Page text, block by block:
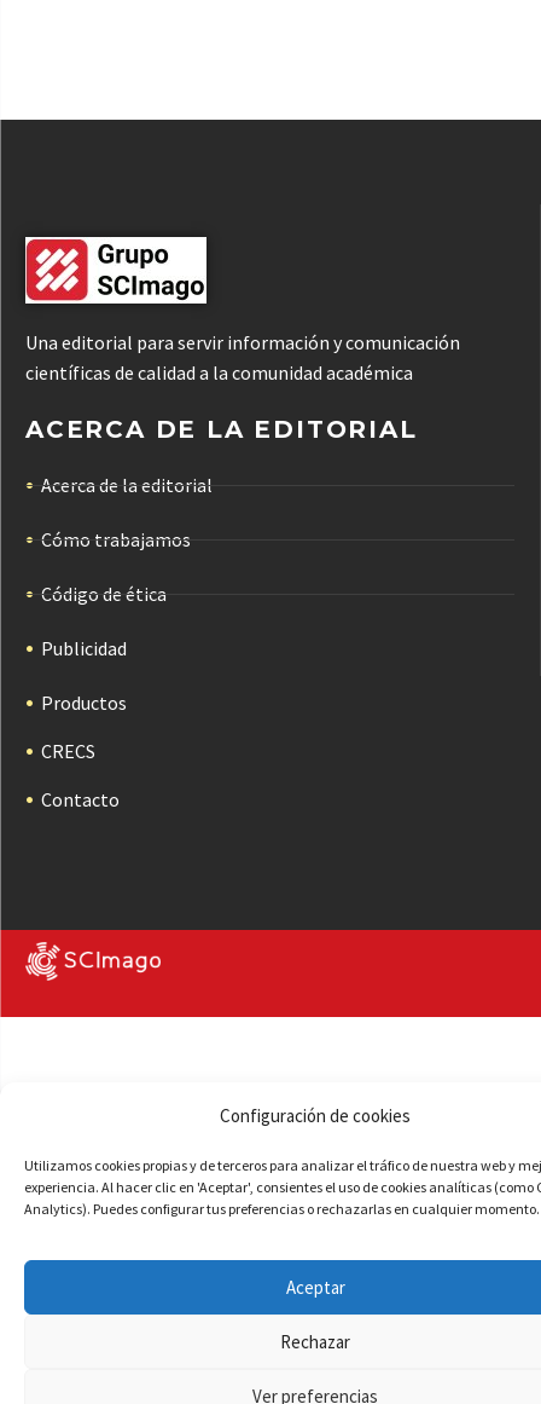
Configuración de cookies
Utilizamos cookies propias y de terceros para analizar el tráfico de nuestra web y
experiencia. Al hacer clic en 'Aceptar', consientes el uso de cookies analíticas (como
Analytics). Puedes configurar tus preferencias o rechazarlas en cualquier momento.
Aceptar
Rechazar
Ver preferencias
Una editorial para servir información y comunicación
científicas de calidad a la comunidad académica
ACERCA DE LA EDITORIAL
Acerca de la editorial
Cómo trabajamos
Código de ética
Publicidad
Productos
CRECS
Contacto